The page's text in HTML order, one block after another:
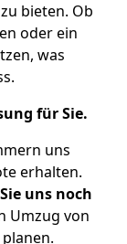
bieten. Ob
oder ein
was
für Sie.
uns
erhalten.
uns noch
Umzug von